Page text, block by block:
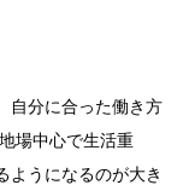
自分に合った働き方
場中心で生活重
ようになるのが大き